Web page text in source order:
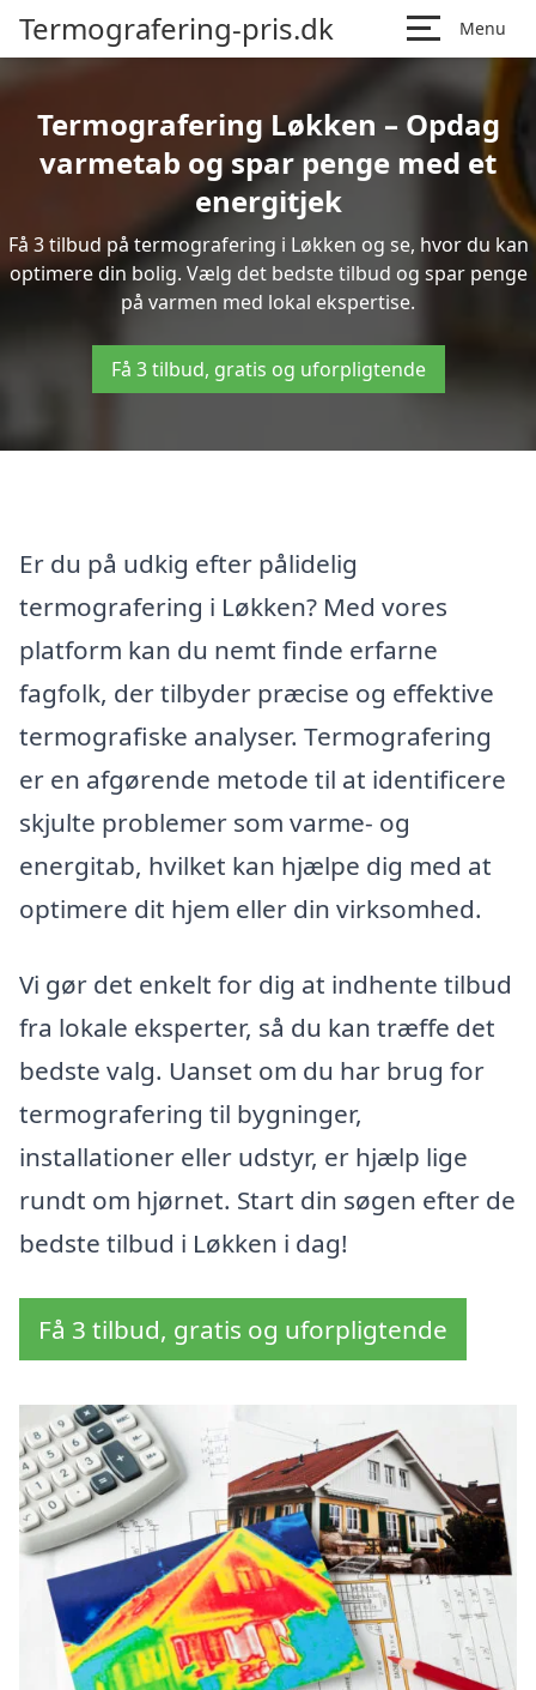
Termografering-pris.dk Menu
Termografering Løkken – Opdag
varmetab og spar penge med et
energitjek
Få 3 tilbud på termografering i Løkken og se, hvor du kan
optimere din bolig. Vælg det bedste tilbud og spar penge
på varmen med lokal ekspertise.
Få 3 tilbud, gratis og uforpligtende
Er du på udkig efter pålidelig
termografering i Løkken? Med vores
platform kan du nemt finde erfarne
fagfolk, der tilbyder præcise og effektive
termografiske analyser. Termografering
er en afgørende metode til at identificere
skjulte problemer som varme- og
energitab, hvilket kan hjælpe dig med at
optimere dit hjem eller din virksomhed.
Vi gør det enkelt for dig at indhente tilbud
fra lokale eksperter, så du kan træffe det
bedste valg. Uanset om du har brug for
termografering til bygninger,
installationer eller udstyr, er hjælp lige
rundt om hjørnet. Start din søgen efter de
bedste tilbud i Løkken i dag!
Få 3 tilbud, gratis og uforpligtende